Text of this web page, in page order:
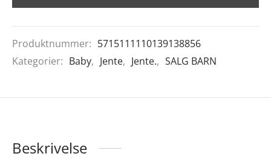
Produktnummer: 5715111110139138856
Kategorier: Baby, Jente, Jente., SALG BARN
Beskrivelse